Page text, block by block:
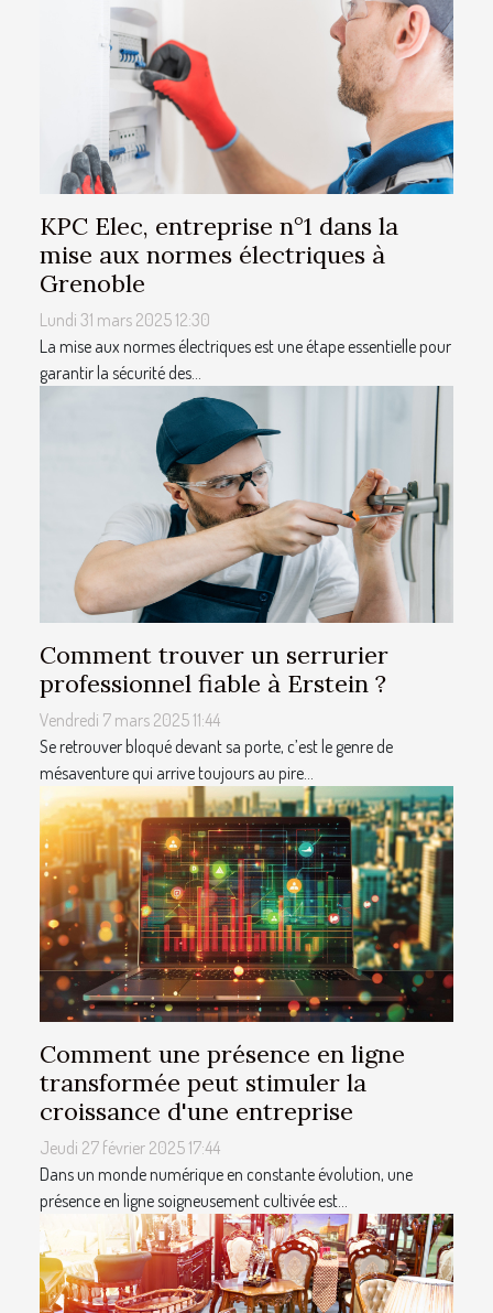
KPC Elec, entreprise n°1 dans la
mise aux normes électriques à
Grenoble
Lundi 31 mars 2025 12:30
La mise aux normes électriques est une étape essentielle pour
garantir la sécurité des...
Comment trouver un serrurier
professionnel fiable à Erstein ?
Vendredi 7 mars 2025 11:44
Se retrouver bloqué devant sa porte, c’est le genre de
mésaventure qui arrive toujours au pire...
Comment une présence en ligne
transformée peut stimuler la
croissance d'une entreprise
Jeudi 27 février 2025 17:44
Dans un monde numérique en constante évolution, une
présence en ligne soigneusement cultivée est...